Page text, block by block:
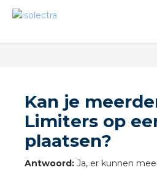
Kan je
Limiters op
plaatsen?
Antwoord: Ja, er kunnen